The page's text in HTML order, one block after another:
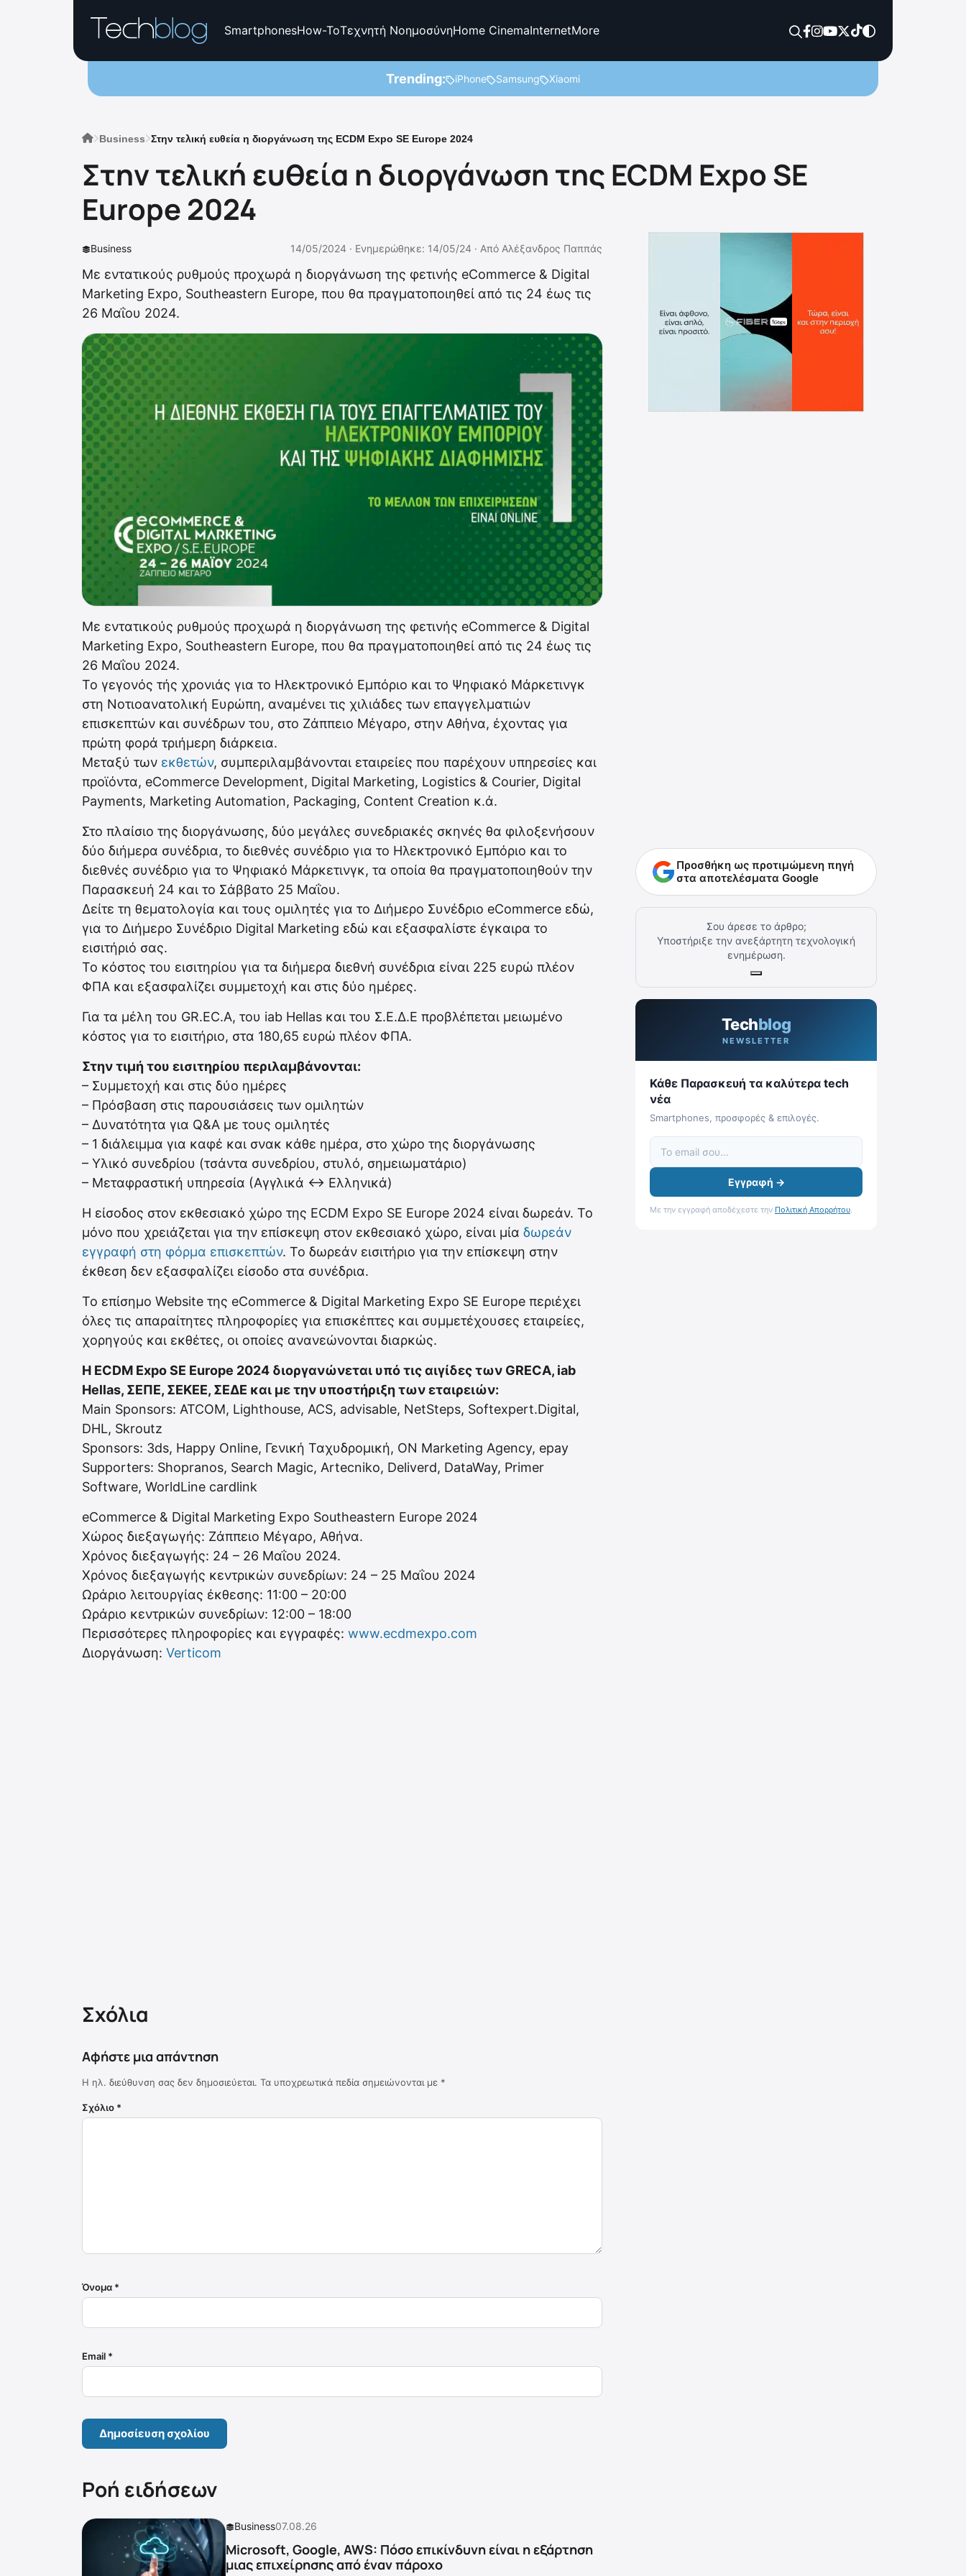
SmartphonesHow-ToΤεχνητή ΝοημοσύνηHome CinemaInternetMore
Trending: iPhone Samsung Xiaomi
Business Στην τελική ευθεία η διοργάνωση της ECDM Expo SE Europe 2024
Στην τελική ευθεία η διοργάνωση της ECDM Expo SE
Europe 2024
Business 14/05/2024 · Ενημερώθηκε: 14/05/24 · Από Αλέξανδρος Παππάς
Με εντατικούς ρυθμούς προχωρά η διοργάνωση της φετινής eCommerce & Digital
Marketing Expo, Southeastern Europe, που θα πραγματοποιηθεί από τις 24 έως τις
26 Μαΐου 2024.
Με εντατικούς ρυθμούς προχωρά η διοργάνωση της φετινής eCommerce & Digital
Marketing Expo, Southeastern Europe, που θα πραγματοποιηθεί από τις 24 έως τις
26 Μαΐου 2024.
Το γεγονός τής χρονιάς για το Ηλεκτρονικό Εμπόριο και το Ψηφιακό Μάρκετινγκ
στη Νοτιοανατολική Ευρώπη, αναμένει τις χιλιάδες των επαγγελματιών
επισκεπτών και συνέδρων του, στο Ζάππειο Μέγαρο, στην Αθήνα, έχοντας για
πρώτη φορά τριήμερη διάρκεια.
Μεταξύ των εκθετών, συμπεριλαμβάνονται εταιρείες που παρέχουν υπηρεσίες και
προϊόντα, eCommerce Development, Digital Marketing, Logistics & Courier, Digital
Payments, Marketing Automation, Packaging, Content Creation κ.ά.
Στο πλαίσιο της διοργάνωσης, δύο μεγάλες συνεδριακές σκηνές θα φιλοξενήσουν
δύο διήμερα συνέδρια, το διεθνές συνέδριο για το Ηλεκτρονικό Εμπόριο και το
διεθνές συνέδριο για το Ψηφιακό Μάρκετινγκ, τα οποία θα πραγματοποιηθούν την
Παρασκευή 24 και το Σάββατο 25 Μαΐου.
Δείτε τη θεματολογία και τους ομιλητές για το Διήμερο Συνέδριο eCommerce εδώ,
για το Διήμερο Συνέδριο Digital Marketing εδώ και εξασφαλίστε έγκαιρα το
εισιτήριό σας.
Το κόστος του εισιτηρίου για τα διήμερα διεθνή συνέδρια είναι 225 ευρώ πλέον
ΦΠΑ και εξασφαλίζει συμμετοχή και στις δύο ημέρες.
Για τα μέλη του GR.EC.A, του iab Hellas και του Σ.Ε.Δ.Ε προβλέπεται μειωμένο
κόστος για το εισιτήριο, στα 180,65 ευρώ πλέον ΦΠΑ.
Στην τιμή του εισιτηρίου περιλαμβάνονται:
– Συμμετοχή και στις δύο ημέρες
– Πρόσβαση στις παρουσιάσεις των ομιλητών
– Δυνατότητα για Q&A με τους ομιλητές
– 1 διάλειμμα για καφέ και σνακ κάθε ημέρα, στο χώρο της διοργάνωσης
– Υλικό συνεδρίου (τσάντα συνεδρίου, στυλό, σημειωματάριο)
– Μεταφραστική υπηρεσία (Αγγλικά <-> Ελληνικά)
Η είσοδος στον εκθεσιακό χώρο της ECDM Expo SE Europe 2024 είναι δωρεάν. Το
μόνο που χρειάζεται για την επίσκεψη στον εκθεσιακό χώρο, είναι μία δωρεάν
εγγραφή στη φόρμα επισκεπτών. Το δωρεάν εισιτήριο για την επίσκεψη στην
έκθεση δεν εξασφαλίζει είσοδο στα συνέδρια.
Το επίσημο Website της eCommerce & Digital Marketing Expo SE Europe περιέχει
όλες τις απαραίτητες πληροφορίες για επισκέπτες και συμμετέχουσες εταιρείες,
χορηγούς και εκθέτες, οι οποίες ανανεώνονται διαρκώς.
Η ECDM Expo SE Europe 2024 διοργανώνεται υπό τις αιγίδες των GRECA, iab
Hellas, ΣΕΠΕ, ΣΕΚΕΕ, ΣΕΔΕ και με την υποστήριξη των εταιρειών:
Main Sponsors: ATCOM, Lighthouse, ACS, advisable, NetSteps, Softexpert.Digital,
DHL, Skroutz
Sponsors: 3ds, Happy Online, Γενική Ταχυδρομική, ON Marketing Agency, epay
Supporters: Shopranos, Search Magic, Artecniko, Deliverd, DataWay, Primer
Software, WorldLine cardlink
eCommerce & Digital Marketing Expo Southeastern Europe 2024
Χώρος διεξαγωγής: Ζάππειο Μέγαρο, Αθήνα.
Χρόνος διεξαγωγής: 24 – 26 Μαΐου 2024.
Χρόνος διεξαγωγής κεντρικών συνεδρίων: 24 – 25 Μαΐου 2024
Ωράριο λειτουργίας έκθεσης: 11:00 – 20:00
Ωράριο κεντρικών συνεδρίων: 12:00 – 18:00
Περισσότερες πληροφορίες και εγγραφές: www.ecdmexpo.com
Διοργάνωση: Verticom
Σχόλια
Αφήστε μια απάντηση
Η ηλ. διεύθυνση σας δεν δημοσιεύεται. Τα υποχρεωτικά πεδία σημειώνονται με *
Σχόλιο *
Όνομα *
Email *
Ροή ειδήσεων
Business07.08.26
Microsoft, Google, AWS: Πόσο επικίνδυνη είναι η εξάρτηση
μιας επιχείρησης από έναν πάροχο
Προσθήκη ως προτιμώμενη πηγή
στα αποτελέσματα Google
Σου άρεσε το άρθρο;
Υποστήριξε την ανεξάρτητη τεχνολογική
ενημέρωση.
Techblog
NEWSLETTER
Κάθε Παρασκευή τα καλύτερα tech
νέα
Smartphones, προσφορές & επιλογές.
Εγγραφή →
Με την εγγραφή αποδέχεστε την Πολιτική Απορρήτου.